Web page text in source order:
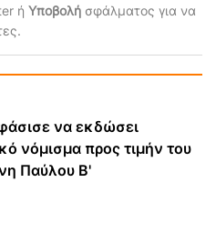
ή Υποβολή σφάλματος για να
να εκδώσει
νόμισμα προς τιμήν του
Παύλου Β'